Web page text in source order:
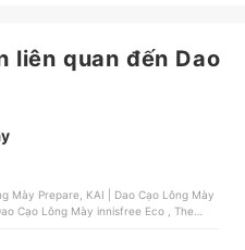
liên quan đến Dao
Mày Prepare, KAI | Dao Cạo Lông Mày
Cạo Lông Mày innisfree Eco , The